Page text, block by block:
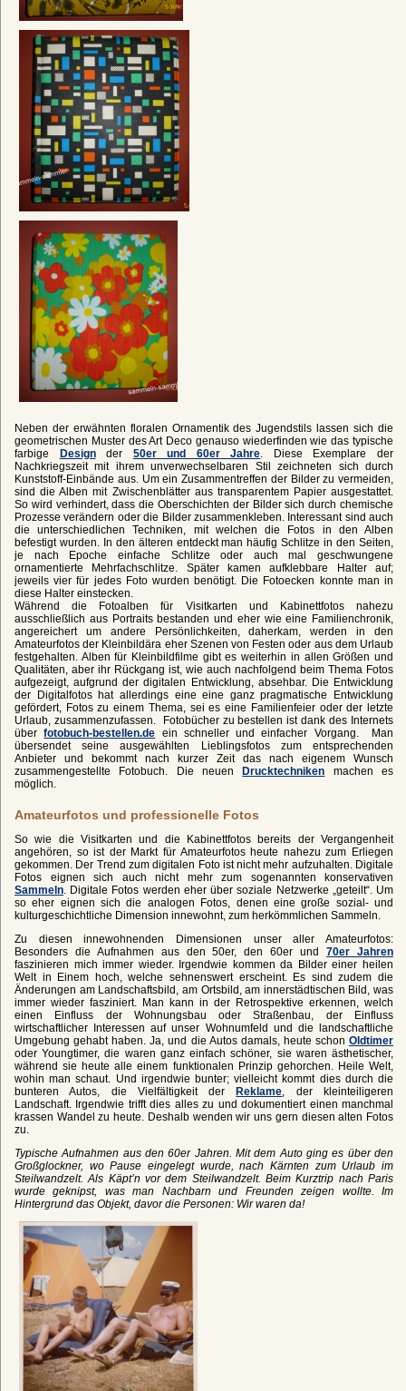
Neben der erwähnten floralen Ornamentik des Jugendstils lassen sich die
geometrischen Muster des Art Deco genauso wiederfinden wie das typische
farbige Designder 50er und 60er Jahre . Diese Exemplare der
Nachkriegszeit mit ihrem unverwechselbaren Stil zeichneten sich durch
Kunststoff-Einbände aus. Um ein Zusammentreffen der Bilder zu vermeiden,
sind die Alben mit Zwischenblätter aus transparentem Papier ausgestattet.
So wird verhindert, dass die Oberschichten der Bilder sich durch chemische
Prozesse verändern oder die Bilder zusammenkleben. Interessant sind auch
die unterschiedlichen Techniken, mit welchen die Fotos in den Alben
befestigt wurden. In den älteren entdeckt man häufig Schlitze in den Seiten,
je nach Epoche einfache Schlitze oder auch mal geschwungene
ornamentierte Mehrfachschlitze. Später kamen aufklebbare Halter auf;
jeweils vier für jedes Foto wurden benötigt. Die Fotoecken konnte man in
diese Halter einstecken.
Während die Fotoalben für Visitkarten und Kabinettfotos nahezu
ausschließlich aus Portraits bestanden und eher wie eine Familienchronik,
angereichert um andere Persönlichkeiten, daherkam, werden in den
Amateurfotos der Kleinbildära eher Szenen von Festen oder aus dem Urlaub
festgehalten. Alben für Kleinbildfilme gibt es weiterhin in allen Größen und
Qualitäten, aber ihr Rückgang ist, wie auch nachfolgend beim Thema Fotos
aufgezeigt, aufgrund der digitalen Entwicklung, absehbar. Die Entwicklung
der Digitalfotos hat allerdings eine eine ganz pragmatische Entwicklung
gefördert, Fotos zu einem Thema, sei es eine Familienfeier oder der letzte
Urlaub, zusammenzufassen. Fotobücher zu bestellen ist dank des Internets
überfotobuch-bestellen.de ein schneller und einfacher Vorgang. Man
übersendet seine ausgewählten Lieblingsfotos zum entsprechenden
Anbieter und bekommt nach kurzer Zeit das nach eigenem Wunsch
zusammengestellte Fotobuch. Die neuenDrucktechniken machen es
möglich.
Amateurfotos und professionelle Fotos
So wie die Visitkarten und die Kabinettfotos bereits der Vergangenheit
angehören, so ist der Markt für Amateurfotos heute nahezu zum Erliegen
gekommen. Der Trend zum digitalen Foto ist nicht mehr aufzuhalten. Digitale
Fotos eignen sich auch nicht mehr zum sogenannten konservativen
Sammeln . Digitale Fotos werden eher über soziale Netzwerke „geteilt“. Um
so eher eignen sich die analogen Fotos, denen eine große sozial- und
kulturgeschichtliche Dimension innewohnt, zum herkömmlichen Sammeln.
Zu diesen innewohnenden Dimensionen unser aller Amateurfotos:
Besonders die Aufnahmen aus den 50er, den 60er und70er Jahren
faszinieren mich immer wieder. Irgendwie kommen da Bilder einer heilen
Welt in Einem hoch, welche sehnenswert erscheint. Es sind zudem die
Änderungen am Landschaftsbild, am Ortsbild, am innerstädtischen Bild, was
immer wieder fasziniert. Man kann in der Retrospektive erkennen, welch
einen Einfluss der Wohnungsbau oder Straßenbau, der Einfluss
wirtschaftlicher Interessen auf unser Wohnumfeld und die landschaftliche
Umgebung gehabt haben. Ja, und die Autos damals, heute schon Oldtimer
oder Youngtimer, die waren ganz einfach schöner, sie waren ästhetischer,
während sie heute alle einem funktionalen Prinzip gehorchen. Heile Welt,
wohin man schaut. Und irgendwie bunter; vielleicht kommt dies durch die
bunteren Autos, die Vielfältigkeit derReklame , der kleinteiligeren
Landschaft. Irgendwie trifft dies alles zu und dokumentiert einen manchmal
krassen Wandel zu heute. Deshalb wenden wir uns gern diesen alten Fotos
zu.
Typische Aufnahmen aus den 60er Jahren. Mit dem Auto ging es über den
Großglockner, wo Pause eingelegt wurde, nach Kärnten zum Urlaub im
Steilwandzelt. Als Käpt’n vor dem Steilwandzelt. Beim Kurztrip nach Paris
wurde geknipst, was man Nachbarn und Freunden zeigen wollte. Im
Hintergrund das Objekt, davor die Personen: Wir waren da!